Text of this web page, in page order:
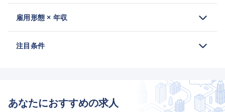
雇用形態 × 年収
注目条件
あなたにおすすめの求人